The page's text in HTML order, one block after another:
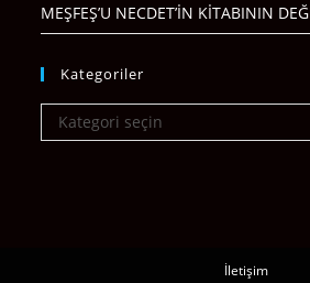
MEŞFEŞ’U NECDET’İN KİTABININ
Kategoriler
Kategoriler
Kategori seçin
İletişim